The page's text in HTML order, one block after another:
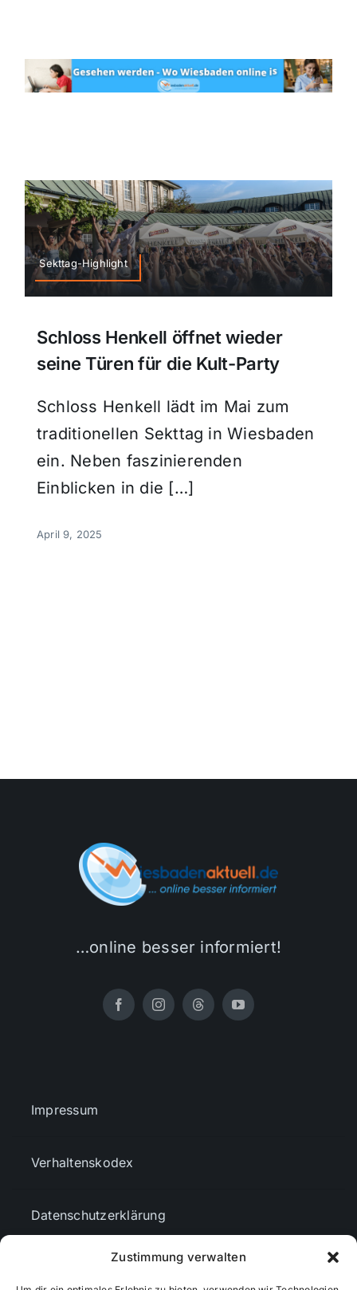
Zustimmung verwalten
Sekttag-Highlight
Schloss Henkell öffnet wieder
seine Türen für die Kult-Party
Schloss Henkell lädt im Mai zum
traditionellen Sekttag in Wiesbaden
ein. Neben faszinierenden
Einblicken in die […]
April 9, 2025
…online besser informiert!
Impressum
Verhaltenskodex
Datenschutzerklärung